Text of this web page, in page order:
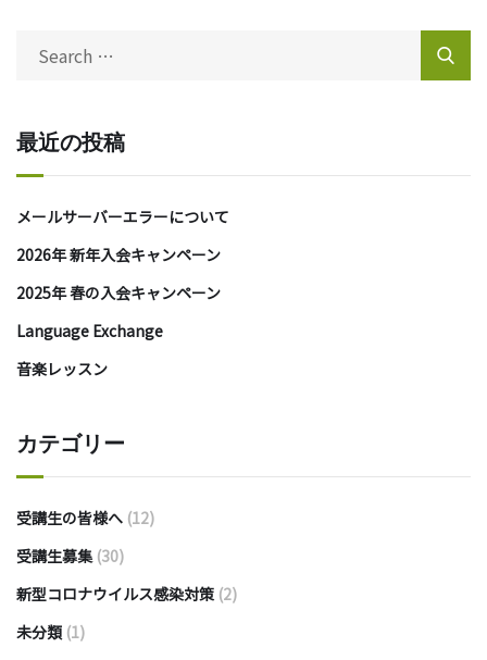
最近の投稿
メールサーバーエラーについて
2026年 新年入会キャンペーン
2025年 春の入会キャンペーン
Language Exchange
音楽レッスン
カテゴリー
受講生の皆様へ (12)
受講生募集 (30)
新型コロナウイルス感染対策 (2)
未分類 (1)